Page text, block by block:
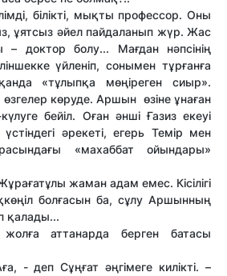
мықты профессор. Оны
ұятсыз әйел пайдаланып жүр. Жас
– доктор болу... Мағдан нәпсінің
үйленіп, сонымен тұрғанға
«тұлыпқа мөңіреген сиыр».
көруде. Аршын өзіне ұнаған
бейіл. Оған әнші Ғазиз екеуі
әрекеті, егерь Темір мен
«махаббат ойындары»
жаман адам емес. Кісілігі
болғасын ба, сұлу Аршынның
қалады...
аттанарда берген батасы
әңгімеге килікті. –